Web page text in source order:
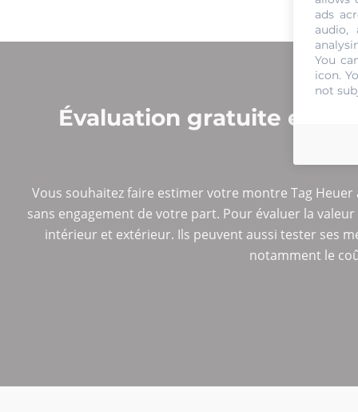
Évaluation gratuite et
Vous souhaitez faire estimer votre montre Tag
sans engagement de votre part. Pour évaluer la
intérieur et extérieur. Ils peuvent aussi tester ses
notamment le
ads
audio,
You
icon.
not